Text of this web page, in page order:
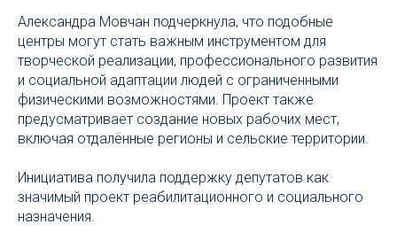
Александра Мовчан подчеркнула, что подобные
центры могут стать важным инструментом для
творческой реализации, профессионального развития
и социальной адаптации людей с ограниченными
физическими возможностями. Проект также
предусматривает создание новых рабочих мест,
включая отдалённые регионы и сельские территории.
Инициатива получила поддержку депутатов как
значимый проект реабилитационного и социального
назначения.